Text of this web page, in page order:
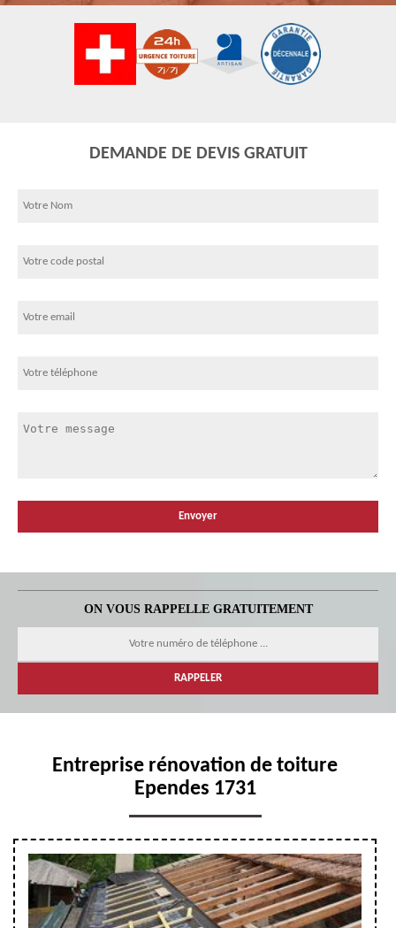
DEMANDE DE DEVIS GRATUIT
ON VOUS RAPPELLE GRATUITEMENT
Entreprise rénovation de toiture
Ependes 1731